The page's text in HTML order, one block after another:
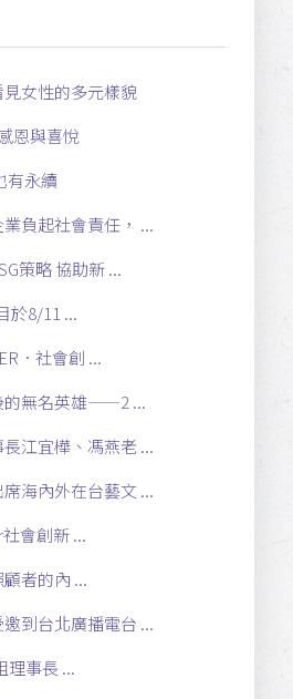
女性的多元樣貌
恩與喜悅
有永續
負起社會責任， ...
策略 協助新 ...
於8/11 ...
．社會創 ...
的無名英雄——2 ...
江宜樺、馮燕老 ...
海內外在台藝文 ...
會創新 ...
者的內 ...
到台北廣播電台 ...
理事長 ...